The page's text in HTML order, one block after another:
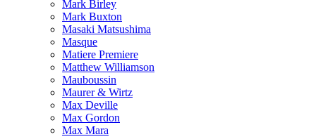
Mark Birley
Mark Buxton
Masaki Matsushima
Masque
Matiere Premiere
Matthew Williamson
Mauboussin
Maurer & Wirtz
Max Deville
Max Gordon
Max Mara